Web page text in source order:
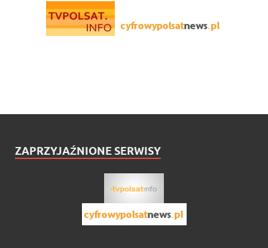
ZAPRZYJAŹNIONE SERWISY